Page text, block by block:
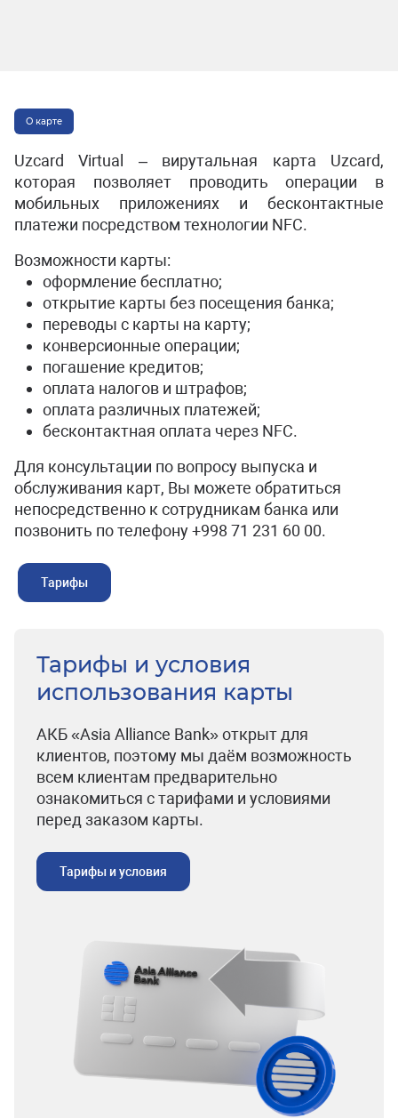
О карте
Uzcard Virtual – вирутальная карта Uzcard,
которая позволяет проводить операции в
мобильных приложениях и бесконтактные
платежи посредством технологии NFC.
Возможности карты:
оформление бесплатно;
открытие карты без посещения банка;
переводы с карты на карту;
конверсионные операции;
погашение кредитов;
оплата налогов и штрафов;
оплата различных платежей;
бесконтактная оплата через NFC.
Для консультации по вопросу выпуска и
обслуживания карт, Вы можете обратиться
непосредственно к сотрудникам банка или
позвонить по телефону +998 71 231 60 00.
Тарифы
Тарифы и условия
использования карты
АКБ «Asia Alliance Bank» открыт для
клиентов, поэтому мы даём возможность
всем клиентам предварительно
ознакомиться с тарифами и условиями
перед заказом карты.
Тарифы и условия